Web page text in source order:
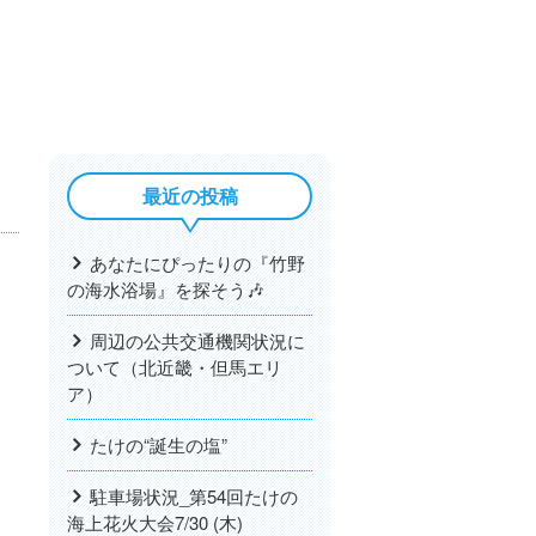
最近の投稿
あなたにぴったりの『竹野
の海水浴場』を探そう🎶
周辺の公共交通機関状況に
ついて（北近畿・但馬エリ
ア）
たけの“誕生の塩”
駐車場状況_第54回たけの
海上花火大会7/30 (木)